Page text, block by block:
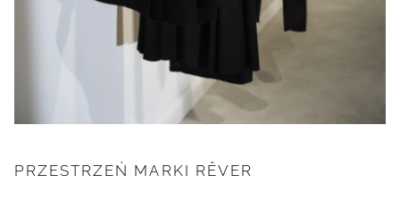
PRZESTRZEŃ MARKI RÊVER